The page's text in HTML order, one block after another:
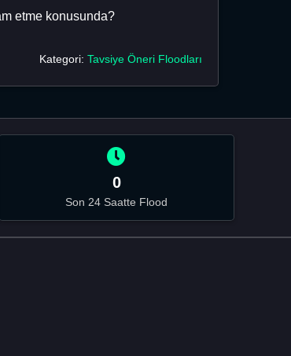
etme konusunda?
Kategori: Tavsiye Öneri Floodları
0
Son 24 Saatte Flood